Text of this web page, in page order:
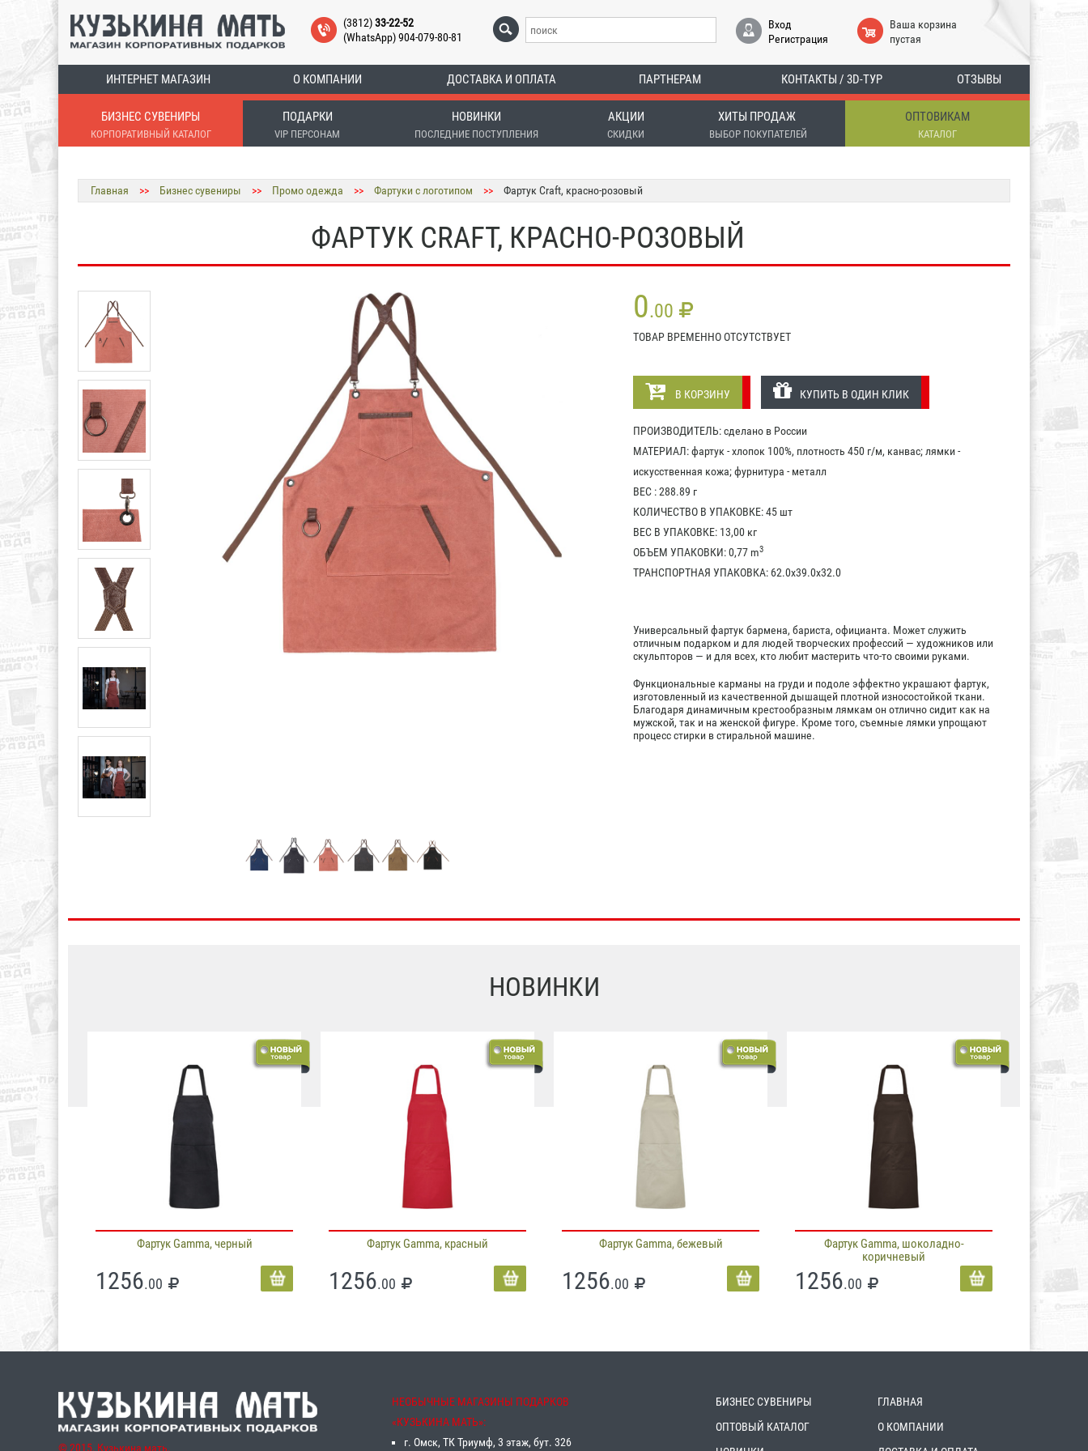
(3812)33-22-52
(WhatsApp) 904-079-80-81
Вход
Регистрация
Ваша корзина
пустая
ИНТЕРНЕТ МАГАЗИН О КОМПАНИИ ДОСТАВКА И ОПЛАТА ПАРТНЕРАМ КОНТАКТЫ / 3D-ТУР ОТЗЫВЫ
БИЗНЕС СУВЕНИРЫ
КОРПОРАТИВНЫЙ КАТАЛОГ
ПОДАРКИ
VIP ПЕРСОНАМ
НОВИНКИ
ПОСЛЕДНИЕ ПОСТУПЛЕНИЯ
АКЦИИ
СКИДКИ
ХИТЫ ПРОДАЖ
ВЫБОР ПОКУПАТЕЛЕЙ
ОПТОВИКАМ
КАТАЛОГ
Главная >> Бизнес сувениры >> Промо одежда >> Фартуки с логотипом >> Фартук Craft, красно-розовый
ФАРТУК CRAFT, КРАСНО-РОЗОВЫЙ
0.00
ТОВАР ВРЕМЕННО ОТСУТСТВУЕТ
В КОРЗИНУ КУПИТЬ В ОДИН КЛИК
ПРОИЗВОДИТЕЛЬ: сделано в России
МАТЕРИАЛ: фартук - хлопок 100%, плотность 450 г/м, канвас; лямки -
искусственная кожа; фурнитура - металл
ВЕС : 288.89 г
КОЛИЧЕСТВО В УПАКОВКЕ: 45 шт
ВЕС В УПАКОВКЕ: 13,00 кг
ОБЪЕМ УПАКОВКИ: 0,77 m3
ТРАНСПОРТНАЯ УПАКОВКА: 62.0x39.0x32.0
Универсальный фартук бармена, бариста, официанта. Может служить
отличным подарком и для людей творческих профессий — художников или
скульпторов — и для всех, кто любит мастерить что-то своими руками.
Функциональные карманы на груди и подоле эффектно украшают фартук,
изготовленный из качественной дышащей плотной износостойкой ткани.
Благодаря динамичным крестообразным лямкам он отлично сидит как на
мужской, так и на женской фигуре. Кроме того, съемные лямки упрощают
процесс стирки в стиральной машине.
НОВИНКИ
Фартук Gamma, черный
1256.00
Фартук Gamma, красный
1256.00
Фартук Gamma, бежевый
1256.00
Фартук Gamma, шоколадно-
коричневый
1256.00
© 2015, Кузькина мать,
НЕОБЫЧНЫЕ МАГАЗИНЫ ПОДАРКОВ
«‎КУЗЬКИНА МАТЬ»‎:
г. Омск, ТК Триумф, 3 этаж, бут. 326
БИЗНЕС СУВЕНИРЫ
ОПТОВЫЙ КАТАЛОГ
ГЛАВНАЯ
О КОМПАНИИ